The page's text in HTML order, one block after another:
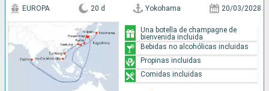
EUROPA 20 d Yokohama 20/03/2028
Una botella de champagne de
bienvenida incluida
Bebidas no alcohólicas incluidas
Propinas incluidas
Comidas incluidas